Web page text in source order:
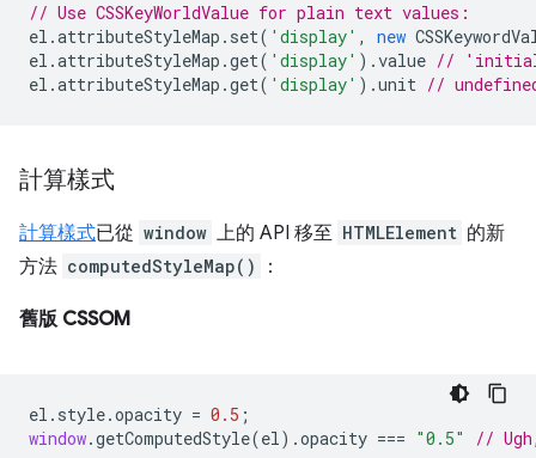
// Use CSSKeyWorldValue for plain text values:
el .attributeStyleMap . set( 'display' , new
el .attributeStyleMap .get( 'display' ).value //
el .attributeStyleMap .get( 'display' ).unit //
計算樣式
計算樣式已從 window 上的 API 移至 HTMLElement 的新
方法 computedStyleMap() ：
舊版 CSSOM
el . style.opacity = 0.5 ;
window.getComputedStyle(el).opacity === "0.5" //